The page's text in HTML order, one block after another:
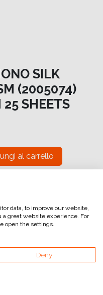
SILK
(2005074)
SHEETS
al carrello
vero supporto in bianco
data, to improve our website,
a great website experience. For
open the settings.
Deny